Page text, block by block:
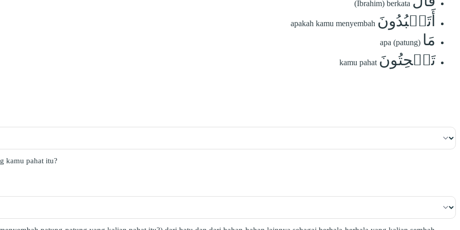
(Ibrahim) berkata
أَتَعۡبُدُونَ apakah kamu menyembah
مَا apa (patung)
تَنۡحِتُونَ kamu pahat
kamu pahat itu?